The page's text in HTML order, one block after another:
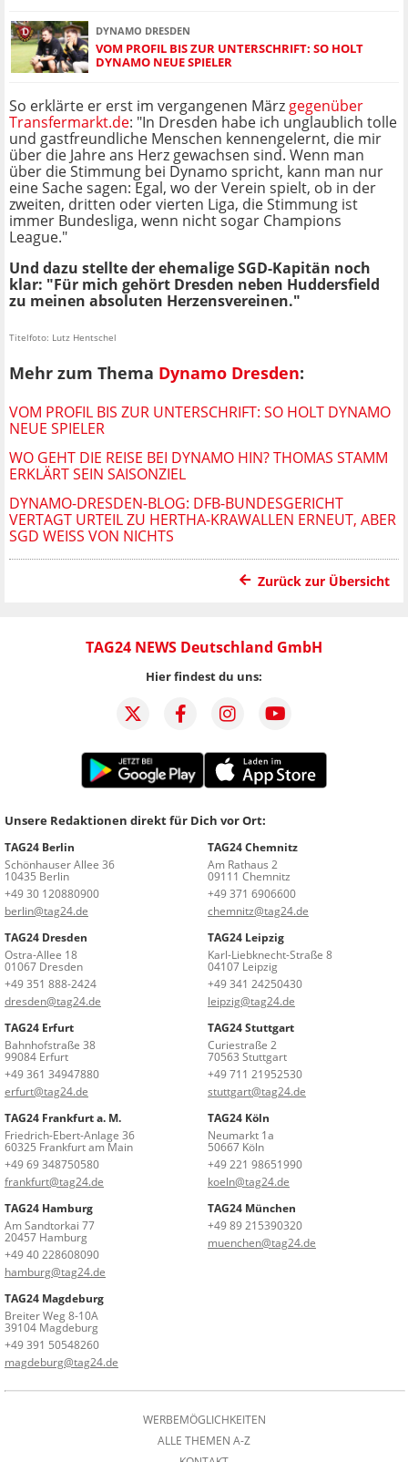
DYNAMO DRESDEN
VOM PROFIL BIS ZUR UNTERSCHRIFT: SO HOLT
DYNAMO NEUE SPIELER
So erklärte er erst im vergangenen März gegenüber
Transfermarkt.de: "In Dresden habe ich unglaublich tolle
und gastfreundliche Menschen kennengelernt, die mir
über die Jahre ans Herz gewachsen sind. Wenn man
über die Stimmung bei Dynamo spricht, kann man nur
eine Sache sagen: Egal, wo der Verein spielt, ob in der
zweiten, dritten oder vierten Liga, die Stimmung ist
immer Bundesliga, wenn nicht sogar Champions
League."
Und dazu stellte der ehemalige SGD-Kapitän noch
klar: "Für mich gehört Dresden neben Huddersfield
zu meinen absoluten Herzensvereinen."
Titelfoto: Lutz Hentschel
Mehr zum Thema Dynamo Dresden:
VOM PROFIL BIS ZUR UNTERSCHRIFT: SO HOLT DYNAMO
NEUE SPIELER
WO GEHT DIE REISE BEI DYNAMO HIN? THOMAS STAMM
ERKLÄRT SEIN SAISONZIEL
DYNAMO-DRESDEN-BLOG: DFB-BUNDESGERICHT
VERTAGT URTEIL ZU HERTHA-KRAWALLEN ERNEUT, ABER
SGD WEISS VON NICHTS
Zurück zur Übersicht
TAG24 NEWS Deutschland GmbH
Hier findest du uns:
Unsere Redaktionen direkt für Dich vor Ort:
TAG24 Berlin
Schönhauser Allee 36
10435 Berlin
+49 30 120880900
berlin@tag24.de
TAG24 Chemnitz
Am Rathaus 2
09111 Chemnitz
+49 371 6906600
chemnitz@tag24.de
TAG24 Dresden
Ostra-Allee 18
01067 Dresden
+49 351 888-2424
dresden@tag24.de
TAG24 Leipzig
Karl-Liebknecht-Straße 8
04107 Leipzig
+49 341 24250430
leipzig@tag24.de
TAG24 Erfurt
Bahnhofstraße 38
99084 Erfurt
+49 361 34947880
erfurt@tag24.de
TAG24 Stuttgart
Curiestraße 2
70563 Stuttgart
+49 711 21952530
stuttgart@tag24.de
TAG24 Frankfurt a. M.
Friedrich-Ebert-Anlage 36
60325 Frankfurt am Main
+49 69 348750580
frankfurt@tag24.de
TAG24 Köln
Neumarkt 1a
50667 Köln
+49 221 98651990
koeln@tag24.de
TAG24 Hamburg
Am Sandtorkai 77
20457 Hamburg
+49 40 228608090
hamburg@tag24.de
TAG24 München
+49 89 215390320
muenchen@tag24.de
TAG24 Magdeburg
Breiter Weg 8-10A
39104 Magdeburg
+49 391 50548260
magdeburg@tag24.de
WERBEMÖGLICHKEITEN
ALLE THEMEN A-Z